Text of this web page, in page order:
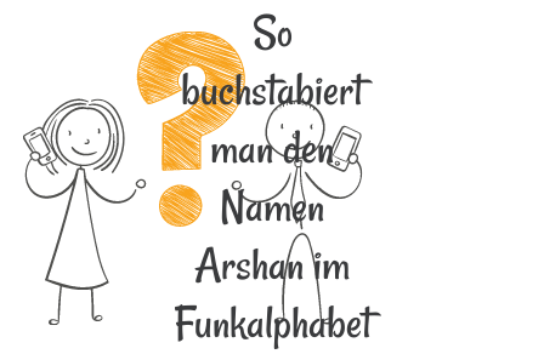
So
buchstabiert
man den
Namen
Arshan im
Funkalphabet